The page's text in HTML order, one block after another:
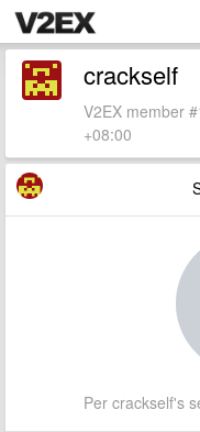
crackself
V2EX member
+08:00
Per crackself's